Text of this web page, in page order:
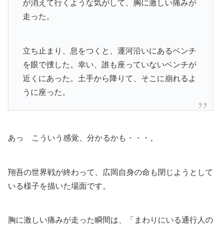
が消えて行くような気がして、胸に激しい痛みが
走った。
立ち止まり、息をつくと、運河沿いにあるベンチ
を眼で捜した。幸い、誰も座っていないベンチが
近くにあった。土手から降りて、そこに崩れるよ
うに座った。
あっ こういう感覚、分かるかも・・・。
翔吾の世界戦が終わって、広岡自身の命も閉じようとして
いる様子を描いた場面です。
胸に激しい痛みが走った瞬間は、
「まわりにいる通行人の